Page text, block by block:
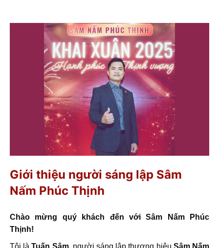
Giới thiệu người sáng lập Sâm
Nấm Phúc Thịnh
Chào mừng quý khách đến với Sâm Nấm Phúc
Thịnh!